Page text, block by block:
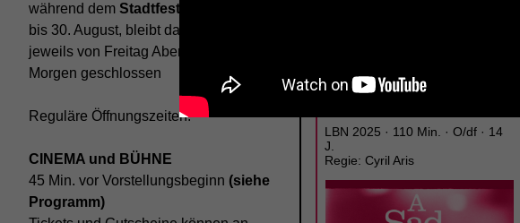
während dem Stadtfest Brugg
bis 30. August, bleibt das Haus
jeweils von Freitag Abend bis Montag
Morgen geschlossen
Reguläre Öffnungszeiten:
CINEMA und BÜHNE
45 Min. vor Vorstellungsbeginn (siehe
Programm)
A SAD AND BEAUTIFUL
LBN 2025 · 110 Min. · O/df · 14
J.
Regie: Cyril Aris